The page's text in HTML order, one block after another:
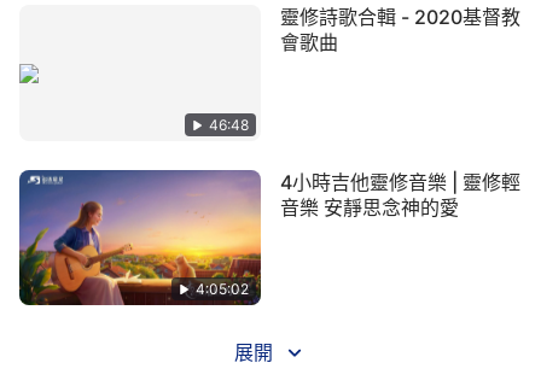
「愛」裏没有猜疑， 没有欺騙，没有狡詐； 「愛」
裏没有交易， 没有任何摻雜。 你有愛就不會欺騙，
取， 就不求得什麽，不求得多少。
2 「愛」是指純真無瑕的感情， 是指純真無瑕
的感情， 用心來愛，用心去感覺， 用心去感覺、去
體貼； 「愛」裏没有條件， 没有隔閡，没有距離；
「愛」裏没有猜疑， 没有欺騙，没有狡詐； 「愛」
獻， 就會甘心受苦，就會與神相合， 就會為神捨弃
46:48
靈修詩歌合輯 - 2020基督教
會歌曲
4:05:02
4小時吉他靈修音樂 | 靈修輕
音樂 安靜思念神的愛
展開